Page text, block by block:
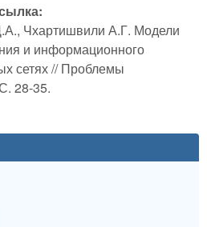
Чхартишвили А.Г. Модели
и информационного
сетях // Проблемы
28-35.